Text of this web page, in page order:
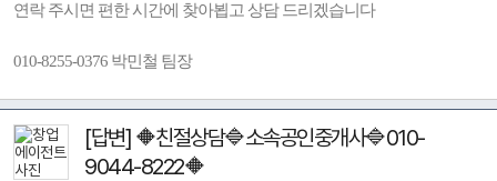
연락 주시면 편한 시간에 찾아뵙고 상담 드리겠습니다
010-8255-0376 박민철 팀장
[답변] 🔶친절상담🔷소속공인중개사🔷010-
9044-8222🔶